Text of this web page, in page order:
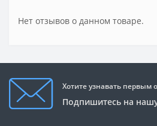
Нет отзывов о данном товаре.
Хотите узнавать первым
Подпишитесь на